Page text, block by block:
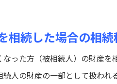
相続した場合の相
った方（被相続人）の財産を
人の財産の一部として扱われ